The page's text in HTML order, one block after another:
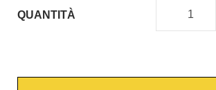
QUANTITÀ
V
O